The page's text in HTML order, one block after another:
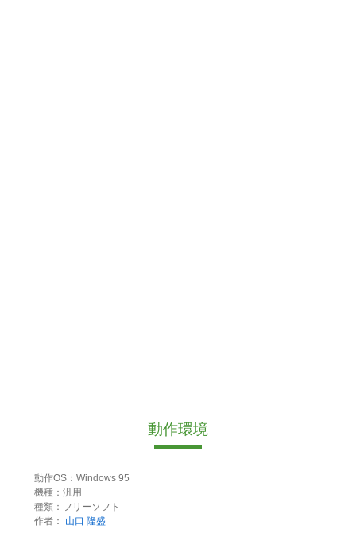
動作環境
動作OS：Windows 95
機種：汎用
種類：フリーソフト
作者：
山口 隆盛